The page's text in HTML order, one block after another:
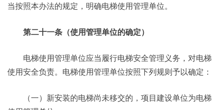
当按照本办法的规定，明确电梯使用管理单位。
第二十一条（使用管理单位的确定）
电梯使用管理单位应当履行电梯安全管理义务，对电梯
使用安全负责。电梯使用管理单位按照下列规则予以确定：
（一）新安装的电梯尚未移交的，项目建设单位为电梯